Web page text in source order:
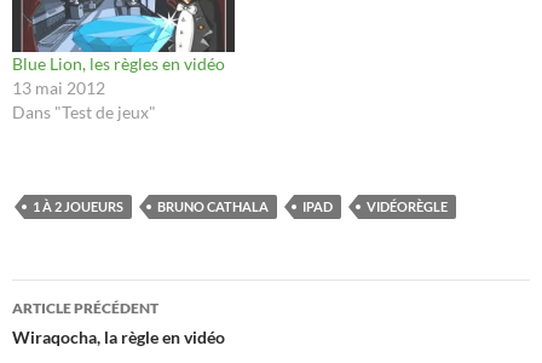
Blue Lion, les règles en vidéo
13 mai 2012
Dans "Test de jeux"
1 À 2 JOUEURS BRUNO CATHALA IPAD VIDÉORÈGLE
Navigation
des
ARTICLE PRÉCÉDENT
Wiraqocha, la règle en vidéo